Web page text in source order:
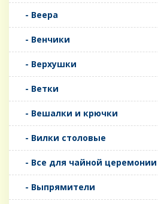
- Веера
- Венчики
- Верхушки
- Ветки
- Вешалки и крючки
- Вилки столовые
- Все для чайной церемонии
- Выпрямители